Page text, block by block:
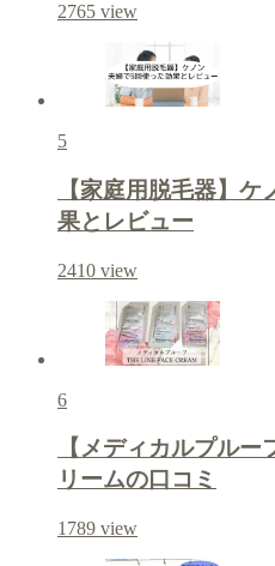
2765 view
5
【家庭用脱毛器】
果とレビュー
2410 view
6
【メディカルプル
リームの口コミ
1789 view